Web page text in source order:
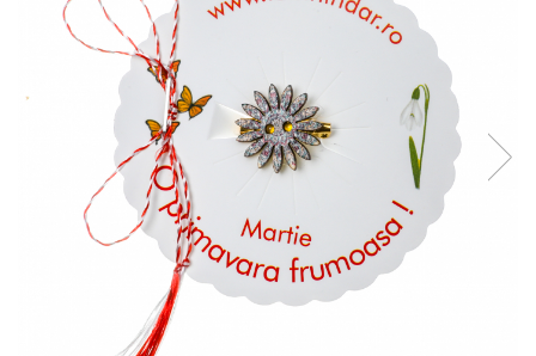
Magneti de Craciun
Jucarii din lemn
Cercei din lemn
Tablouri personalizate
IQ Puzzle
Diplome si Plachete
Felicitari din lemn
Felicitari pentru cei dragi